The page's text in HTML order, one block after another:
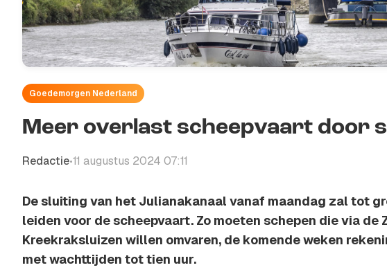
Goedemorgen Nederland
Meer overlast scheepvaart door
Redactie•11 augustus 2024 07:11
De sluiting van het Julianakanaal vanaf maandag zal tot
leiden voor de scheepvaart. Zo moeten schepen die via de
Kreekraksluizen willen omvaren, de komende weken
met wachttijden tot tien uur.